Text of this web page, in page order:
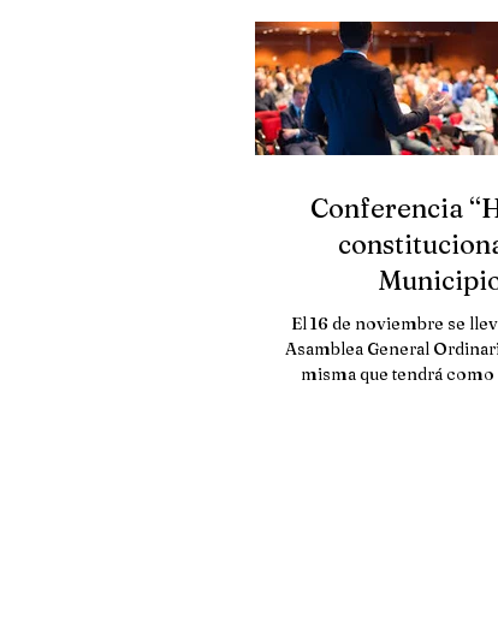
Conferencia
El 16 de noviembre se
Asamblea General
misma que tendrá como